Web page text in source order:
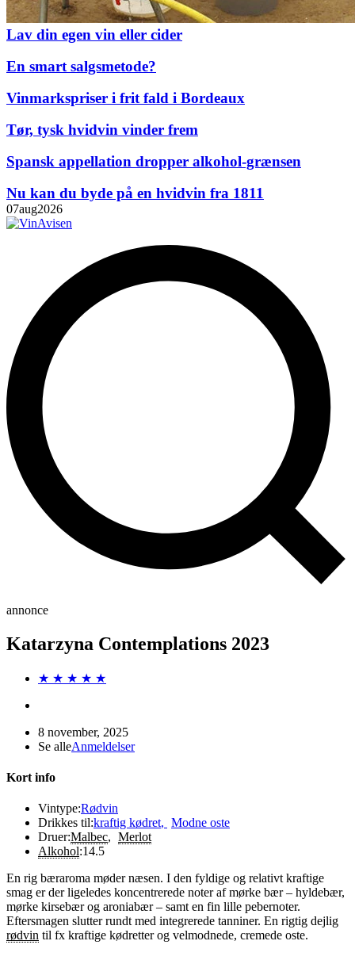
Lav din egen vin eller cider
En smart salgsmetode?
Vinmarkspriser i frit fald i Bordeaux
Tør, tysk hvidvin vinder frem
Spansk appellation dropper alkohol-grænsen
Nu kan du byde på en hvidvin fra 1811
07aug2026
annonce
Katarzyna Contemplations 2023
★ ★ ★ ★ ★
8 november, 2025
Se alleAnmeldelser
Kort info
Vintype:Rødvin
Drikkes til:kraftig kødret, Modne oste
Druer:Malbec, Merlot
Alkohol:14.5
En rig bæraroma møder næsen. I den fyldige og relativt kraftige
smag er der ligeledes koncentrerede noter af mørke bær – hyldebær,
mørke kirsebær og aroniabær – samt en fin lille pebernoter.
Eftersmagen slutter rundt med integrerede tanniner. En rigtig dejlig
rødvin til fx kraftige kødretter og velmodnede, cremede oste.